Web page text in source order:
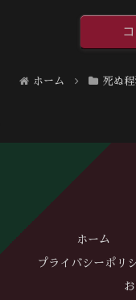
ホーム 死ぬ
ホーム
プライバシーポリ